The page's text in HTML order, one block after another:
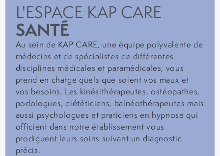
L'ESPACE KAP CARE
SANTÉ
Au sein de KAP CARE, une équipe polyvalente de
médecins et de spécialistes de différentes
disciplines médicales et paramédicales, vous
prend en charge quels que soient vos maux et
vos besoins. Les kinésithérapeutes, ostéopathes,
podologues, diététiciens, balnéothérapeutes mais
aussi psychologues et praticiens en hypnose qui
officient dans notre établissement vous
prodiguent leurs soins suivant un diagnostic
précis.